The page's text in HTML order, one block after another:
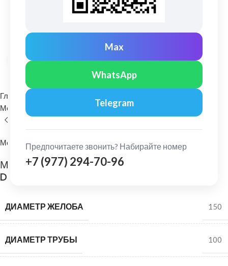
Max
WhatsApp
Telegram
Предпочитаете звонить? Набирайте номер
+7 (977) 294-70-96
Нажмите, чтобы увеличить
Главная
Металлические водосточные системы
МеталлПрофиль
МеталлПрофиль: Держатель трубы Foramina
D=100мм (на кирпич) PUR Ral 9010
ДИАМЕТР ЖЕЛОБА 150
ДИАМЕТР ТРУБЫ 100